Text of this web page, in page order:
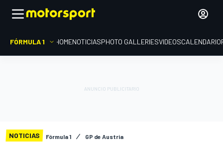
FÓRMULA 1 HOMENOTICIASPHOTO GALLERIESVIDEOSCALENDARIO
NOTICIAS Fórmula 1 GP de Austria